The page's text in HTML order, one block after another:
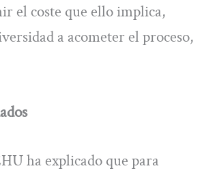
el coste que ello implica,
a acometer el proceso,
ha explicado que para